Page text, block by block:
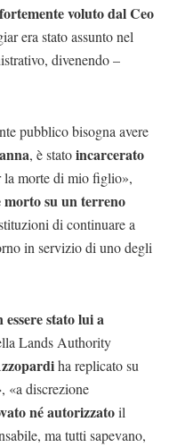
fortemente voluto dal Ceo
era stato assunto nel
divenendo –
pubblico bisogna avere
, è statoincarcerato
la morte di mio figlio»,
morto su un terreno
di continuare a
in servizio di uno degli
essere stato lui a
Lands Authority
ha replicato su
, «a discrezione
né autorizzatoil
ma tutti sapevano,